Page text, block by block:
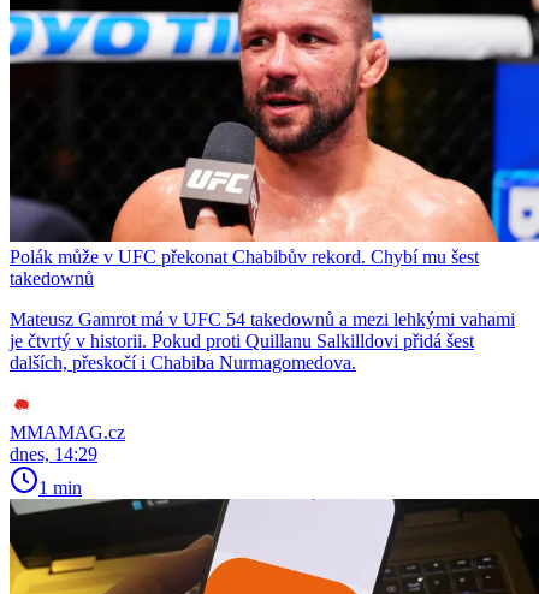
Polák může v UFC překonat Chabibův rekord. Chybí mu šest
takedownů
Mateusz Gamrot má v UFC 54 takedownů a mezi lehkými vahami
je čtvrtý v historii. Pokud proti Quillanu Salkilldovi přidá šest
dalších, přeskočí i Chabiba Nurmagomedova.
MMAMAG.cz
dnes, 14:29
1 min